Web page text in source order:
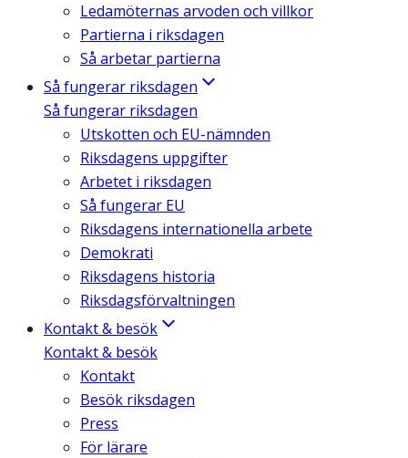
Ledamöternas arvoden och villkor
Partierna i riksdagen
Så arbetar partierna
Så fungerar riksdagen
Så fungerar riksdagen
Utskotten och EU-nämnden
Riksdagens uppgifter
Arbetet i riksdagen
Så fungerar EU
Riksdagens internationella arbete
Demokrati
Riksdagens historia
Riksdagsförvaltningen
Kontakt & besök
Kontakt & besök
Kontakt
Besök riksdagen
Press
För lärare